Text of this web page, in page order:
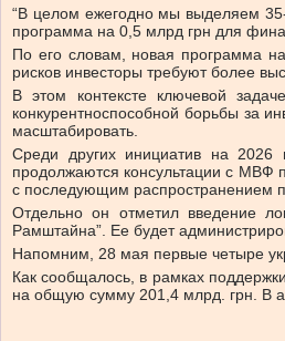
“В целом ежегодно мы выделяем
программа на 0,5 млрд грн для
По его словам, новая программа
рисков инвесторы требуют более
В этом контексте ключевой
конкурентноспособной борьбы за
масштабировать.
Среди других инициатив на 2026
продолжаются консультации с МВФ
с последующим распространением
Отдельно он отметил введение
Рамштайна”. Ее будет
Напомним, 28 мая первые четыре
Как сообщалось, в рамках
на общую сумму 201,4 млрд. грн. В